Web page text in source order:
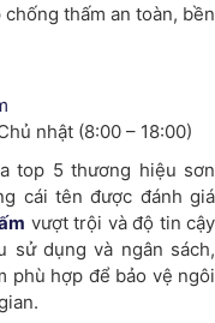
thấm an toàn, bền
nhật (8:00 – 18:00)
top 5 thương hiệu sơn
cái tên được đánh giá
vượt trội và độ tin cậy
sử dụng và ngân sách,
phù hợp để bảo vệ ngôi